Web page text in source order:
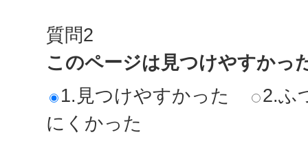
質問2
このページは見つけやすかっ
1.見つけやすかった
2.ふ
にくかった